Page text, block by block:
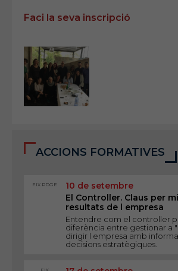
Faci la seva inscripció
ACCIONS FORMATIVES
EIX PDGE
10 de setembre
El Controller. Claus per
resultats de l empresa
Entendre com el controller
diferència entre gestionar a
dirigir l empresa amb
decisions estratègiques.